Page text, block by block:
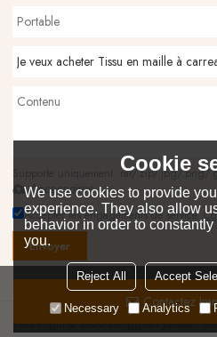
Contactez
Supporte uniquement .rar/.zip/.jpg/.png/
Accessoires
Accepter les engagements de service.,
Envoyer
Copyright © 2026Dongguan Jiadatai
Cookie
We use cookies to provide
experience. They also allow
behavior in order to
you.
Reject All Accept
Necessary Analytics